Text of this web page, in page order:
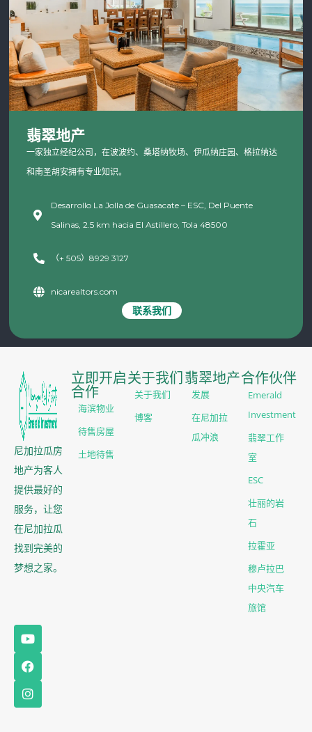
翡翠地产
一家独立经纪公司，在波波约、桑塔纳牧场、伊瓜纳庄园、格拉纳达
和南圣胡安拥有专业知识。
Desarrollo La Jolla de Guasacate – ESC, Del Puente
Salinas, 2.5 km hacia El Astillero, Tola 48500
（+ 505）8929 3127
nicarealtors.com
联系我们
尼加拉瓜房
地产为客人
提供最好的
服务，让您
在尼加拉瓜
找到完美的
梦想之家。
立即开启
合作
海滨物业
待售房屋
土地待售
关于我们
关于我们
博客
翡翠地产
发展
在尼加拉
瓜冲浪
合作伙伴
Emerald
Investment
翡翠工作
室
ESC
壮丽的岩
石
拉霍亚
穆卢拉巴
中央汽车
旅馆